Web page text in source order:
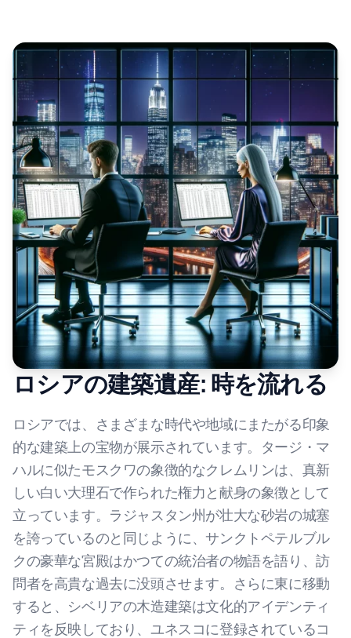
ロシアの建築遺産: 時を流れる
ロシアでは、さまざまな時代や地域にまたがる印象
的な建築上の宝物が展示されています。タージ・マ
ハルに似たモスクワの象徴的なクレムリンは、真新
しい白い大理石で作られた権力と献身の象徴として
立っています。ラジャスタン州が壮大な砂岩の城塞
を誇っているのと同じように、サンクトペテルブル
クの豪華な宮殿はかつての統治者の物語を語り、訪
問者を高貴な過去に没頭させます。さらに東に移動
すると、シベリアの木造建築は文化的アイデンティ
ティを反映しており、ユネスコに登録されているコ